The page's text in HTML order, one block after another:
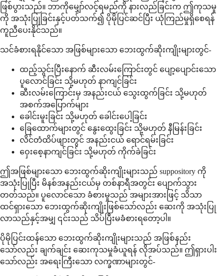
ဖြစ်ပွားသည်။ ဘာကိုမျှော်လင့်ရမည်ကို နားလည်ခြင်းက ဤကုသမှု
ကို အသုံးပြုခြင်းနှင့်ပတ်သက်၍ ပိုမိုပြင်ဆင်ပြီး ယုံကြည်မှုရှိစေရန်
ကူညီပေးနိုင်သည်။
သင်ခံစားရနိုင်သော အဖြစ်များသော ဘေးထွက်ဆိုးကျိုးများတွင်-
ထည့်သွင်းပြီးနောက် ဆီးလမ်းကြောင်းတွင် ပျော့ပျောင်းသော
ပူလောင်ခြင်း သို့မဟုတ် နာကျင်ခြင်း
ဆီးလမ်းကြောင်းမှ အနည်းငယ် သွေးထွက်ခြင်း သို့မဟုတ်
အစက်အပြောက်များ
ခေါင်းမူးခြင်း သို့မဟုတ် ခေါင်းပေါ့ခြင်း
ခြေထောက်များတွင် နွေးထွေးခြင်း သို့မဟုတ် နီမြန်းခြင်း
လိင်တံထိပ်ဖျားတွင် အနည်းငယ် ရောင်ရမ်းခြင်း
ဝှေးစေ့နာကျင်ခြင်း သို့မဟုတ် ကိုက်ခဲခြင်း
ဤအဖြစ်များသော ဘေးထွက်ဆိုးကျိုးများသည် suppository ကို
အသုံးပြုပြီး မိနစ်အနည်းငယ်မှ တစ်နာရီအတွင်း ပျောက်သွား
တတ်သည်။ ပူလောင်သော ခံစားမှုသည် အများအားဖြင့် သိသာ
ထင်ရှားသော ဘေးထွက်ဆိုးကျိုးဖြစ်သော်လည်း ဆေးကို အသုံးပြု
လာသည်နှင့်အမျှ ၎င်းသည် သိပ်ပြီးမခံစားရတော့ပါ။
ပိုမိုပြင်းထန်သော ဘေးထွက်ဆိုးကျိုးများသည် အဖြစ်နည်း
သော်လည်း ချက်ချင်း ဆေးကုသမှုခံယူရန် လိုအပ်သည်။ ဤရှားပါး
သော်လည်း အရေးကြီးသော လက္ခဏာများတွင်-